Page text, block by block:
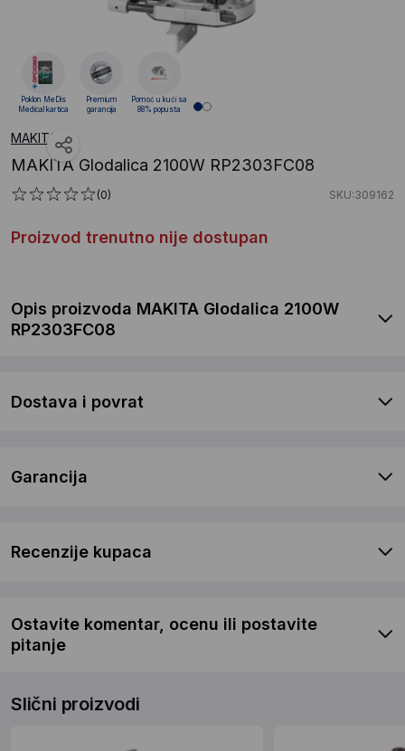
MAKITA
MAKITA Glodalica 2100W RP2303FC08
(0) SKU:309162
Proizvod trenutno nije dostupan
Poklon MeDis
Medical kartica
Premium
garancija
Pomoć u kući sa
88% popusta
Opis proizvoda MAKITA Glodalica 2100W
RP2303FC08
Dostava i povrat
Garancija
Recenzije kupaca
Ostavite komentar, ocenu ili postavite
pitanje
Slični proizvodi